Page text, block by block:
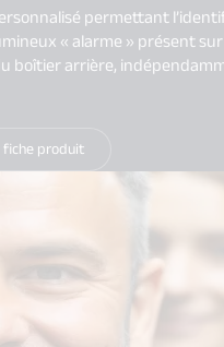
permettant
« alarme » présent
arrière,
fiche produit